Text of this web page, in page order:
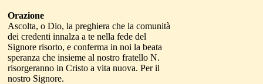
Orazione
Ascolta, o Dio, la preghiera che la comunità
dei credenti innalza a te nella fede del
Signore risorto, e conferma in noi la beata
speranza che insieme al nostro fratello N.
risorgeranno in Cristo a vita nuova. Per il
nostro Signore.